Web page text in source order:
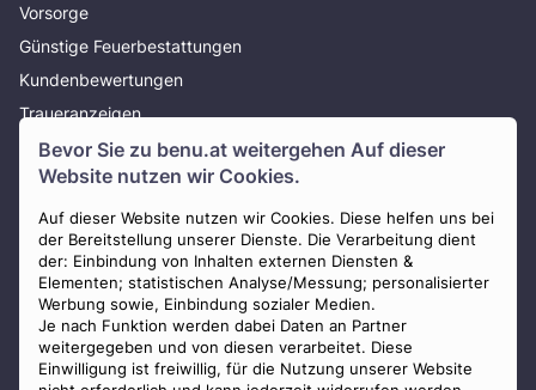
Bevor Sie zu benu.at weitergehen Auf dieser
Website nutzen wir Cookies.
Auf dieser Website nutzen wir Cookies. Diese helfen uns bei
der Bereitstellung unserer Dienste. Die Verarbeitung dient
der: Einbindung von Inhalten externen Diensten &
Elementen; statistischen Analyse/Messung; personalisierter
Werbung sowie, Einbindung sozialer Medien.
Je nach Funktion werden dabei Daten an Partner
weitergegeben und von diesen verarbeitet. Diese
Einwilligung ist freiwillig, für die Nutzung unserer Website
Vorsorge
Günstige Feuerbestattungen
Kundenbewertungen
Traueranzeigen
Bestattungsratgeber
Über uns
Presse
AGB
Impressum
Datenschutz
Widerrufsbelehrung
Zahlungsmöglichkeiten